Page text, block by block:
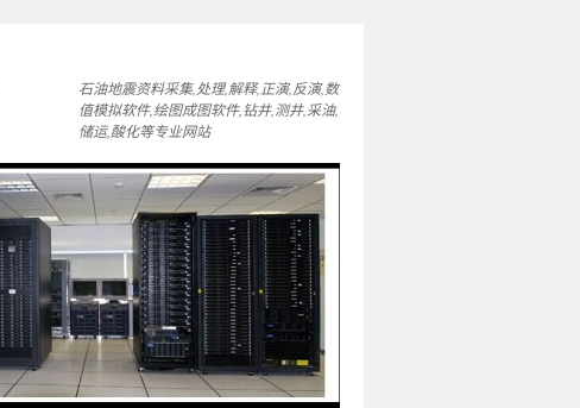
石油地震资料采集,处理,解释,正演,反演,数
值模拟软件,绘图成图软件,钻井,测井,采油,
储运,酸化等专业网站